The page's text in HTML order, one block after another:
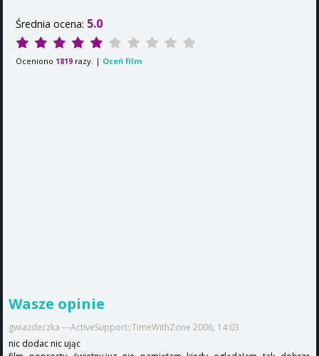
Średnia ocena: 5.0
Oceniono 1819 razy. | Oceń film
Wasze opinie
gwiazdeczka ---ActiveSupport::TimeWithZone 2006, 14:03
nic dodac nic ując